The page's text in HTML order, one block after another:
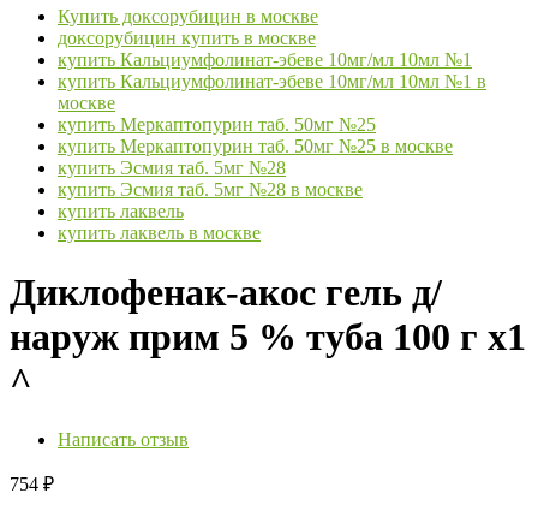
Купить доксорубицин в москве
доксорубицин купить в москве
купить Кальциумфолинат-эбеве 10мг/мл 10мл №1
купить Кальциумфолинат-эбеве 10мг/мл 10мл №1 в
москве
купить Меркаптопурин таб. 50мг №25
купить Меркаптопурин таб. 50мг №25 в москве
купить Эсмия таб. 5мг №28
купить Эсмия таб. 5мг №28 в москве
купить лаквель
купить лаквель в москве
Диклофенак-акос гель д/
наруж прим 5 % туба 100 г х1
^
Написать отзыв
754 ₽